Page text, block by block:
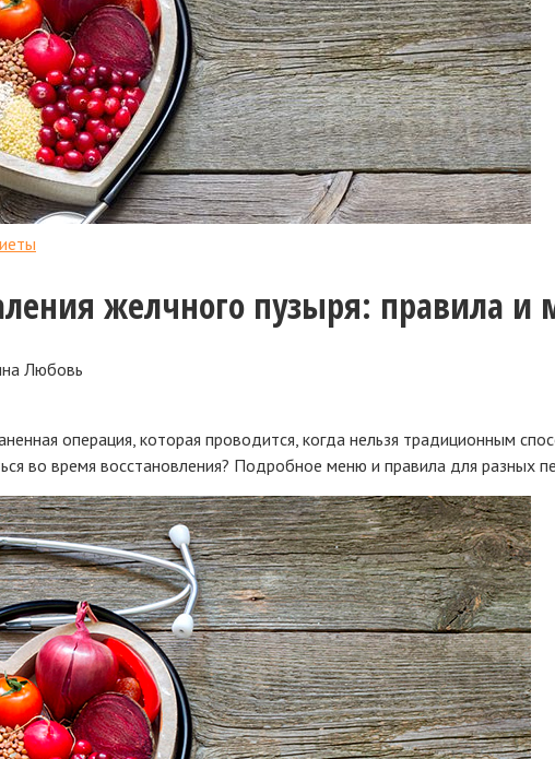
желчного пузыря: правила и
Любовь
операция, которая проводится, когда нельзя традиционным
во время восстановления? Подробное меню и правила для разных